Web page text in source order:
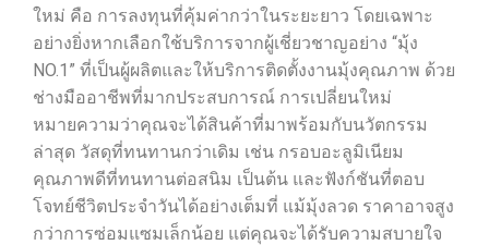
ใหม่ คือ การลงทุนที่คุ้มค่ากว่าในระยะยาว โดยเฉพาะ
อย่างยิ่งหากเลือกใช้บริการจากผู้เชี่ยวชาญอย่าง “มุ้ง
NO.1” ที่เป็นผู้ผลิตและให้บริการติดตั้งงานมุ้งคุณภาพ ด้วย
ช่างมืออาชีพที่มากประสบการณ์ การเปลี่ยนใหม่
หมายความว่าคุณจะได้สินค้าที่มาพร้อมกับนวัตกรรม
ล่าสุด วัสดุที่ทนทานกว่าเดิม เช่น กรอบอะลูมิเนียม
คุณภาพดีที่ทนทานต่อสนิม เป็นต้น และฟังก์ชันที่ตอบ
โจทย์ชีวิตประจำวันได้อย่างเต็มที่ แม้มุ้งลวด ราคาอาจสูง
กว่าการซ่อมแซมเล็กน้อย แต่คุณจะได้รับความสบายใจ